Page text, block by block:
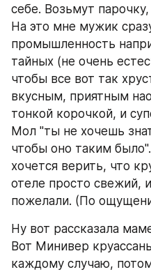
себе. Возьмут
На это мне мужик
промышленность
тайных (не очень
чтобы все вот так
вкусным, приятным
тонкой корочкой, и
Мол "ты не хочешь
чтобы оно таким
хочется верить, что
отеле просто свежий,
пожелали. (По
Ну вот рассказала
Вот Минивер
каждому случаю,